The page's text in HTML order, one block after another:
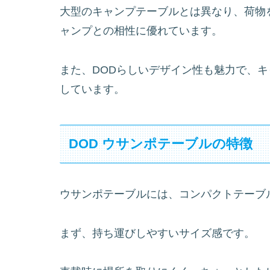
大型のキャンプテーブルとは異なり、荷
ャンプとの相性に優れています。
また、DODらしいデザイン性も魅力で、
しています。
DOD ウサンポテーブルの特徴
ウサンポテーブルには、コンパクトテー
まず、持ち運びしやすいサイズ感です。